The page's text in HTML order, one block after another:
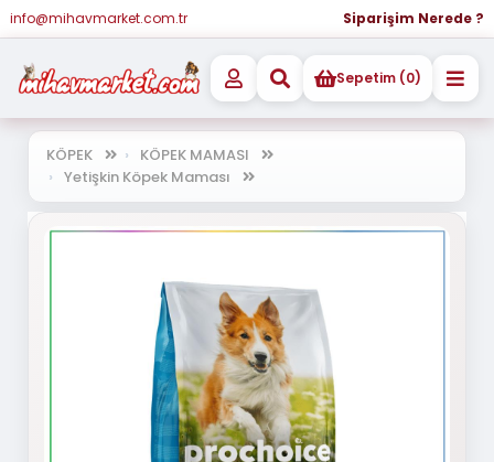
info@mihavmarket.com.tr Siparişim Nerede ?
Sepetim (0)
KÖPEK
KÖPEK MAMASI
Yetişkin Köpek Maması